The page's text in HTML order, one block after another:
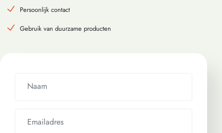
Persoonlijk contact
Gebruik van duurzame producten